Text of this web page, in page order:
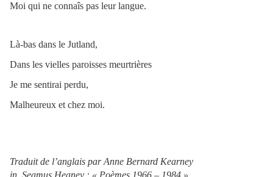
Moi qui ne connaîs pas leur langue.
Là-bas dans le Jutland,
Dans les vielles paroisses meurtrières
Je me sentirai perdu,
Malheureux et chez moi.
Traduit de l’anglais par Anne Bernard Kearney